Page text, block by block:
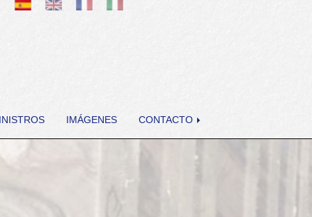
IMÁGENES CONTACTO